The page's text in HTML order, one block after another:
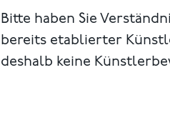
Bitte haben Sie
bereits etablierter
deshalb keine